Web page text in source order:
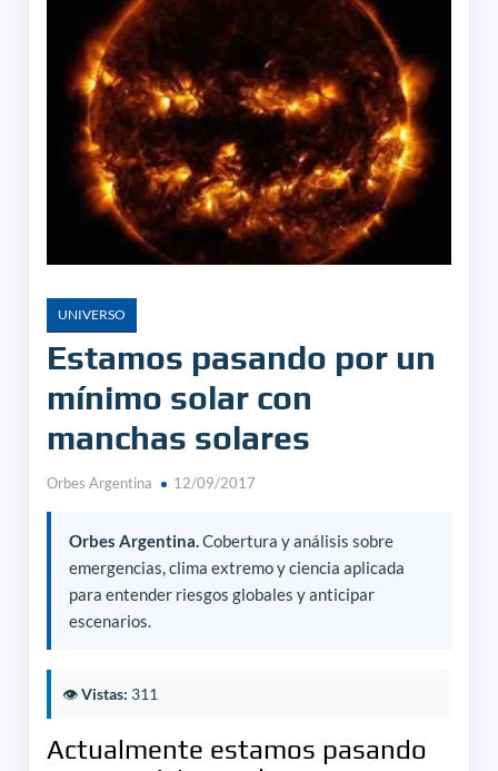
UNIVERSO
Estamos pasando por un
mínimo solar con
manchas solares
Orbes Argentina 12/09/2017
Orbes Argentina.Cobertura y análisis sobre
emergencias, clima extremo y ciencia aplicada
para entender riesgos globales y anticipar
escenarios.
👁️Vistas: 311
Actualmente estamos pasando